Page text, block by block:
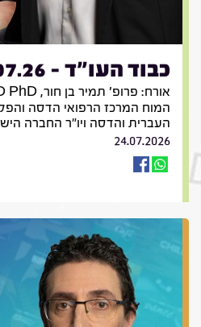
כבוד העו"ד - 24.07.26
המוח המרכז הרפואי הדסה
העברית והדסה ויו"ר החברה
24.07.2026